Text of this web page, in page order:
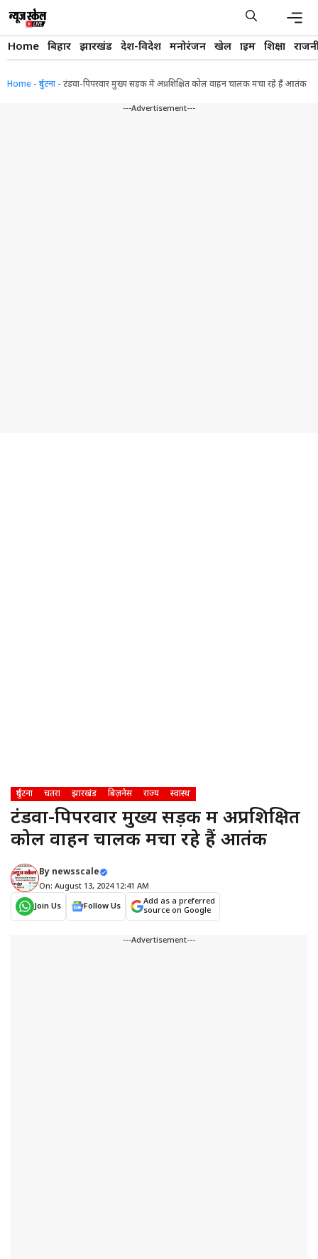
content
Home बिहार झारखंड देश-विदेश मनोरंजन खेल क्राइम शिक्षा
Home - दुर्घटना - टंडवा-पिपरवार मुख्य सड़क में अप्रशिक्षित कोल वाहन चालक मचा रहे हैं आतंक
---Advertisement---
दुर्घटना चतरा झारखंड बिज़नेस राज्य स्वास्थ
टंडवा-पिपरवार मुख्य सड़क में अप्रशिक्षित
कोल वाहन चालक मचा रहे हैं आतंक
By newsscale
On: August 13, 2024 12:41 AM
Join Us
Follow Us
Add as a preferred
source on Google
---Advertisement---